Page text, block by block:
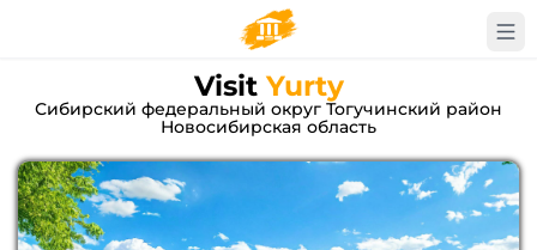
Visit Yurty
Сибирский федеральный округ Тогучинский район
Новосибирская область